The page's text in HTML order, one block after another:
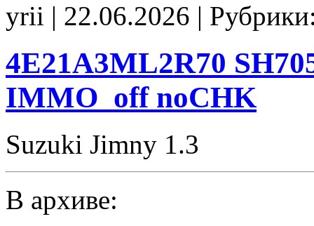
77R0_00000
Stage1
yrii | 22.06.2026 |
4E21A3ML2R70
IMMO_off noCHK
Suzuki Jimny 1.3
В архиве: